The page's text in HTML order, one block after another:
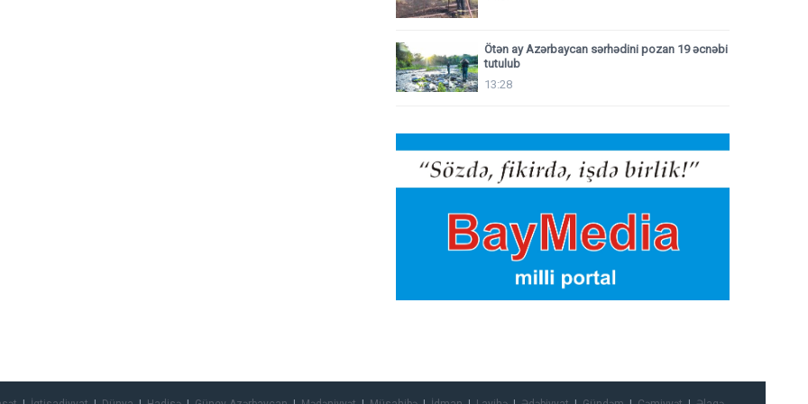
Ötən ay Azərbaycan sərhədini pozan 19 əcnəbi
tutulub
13:28